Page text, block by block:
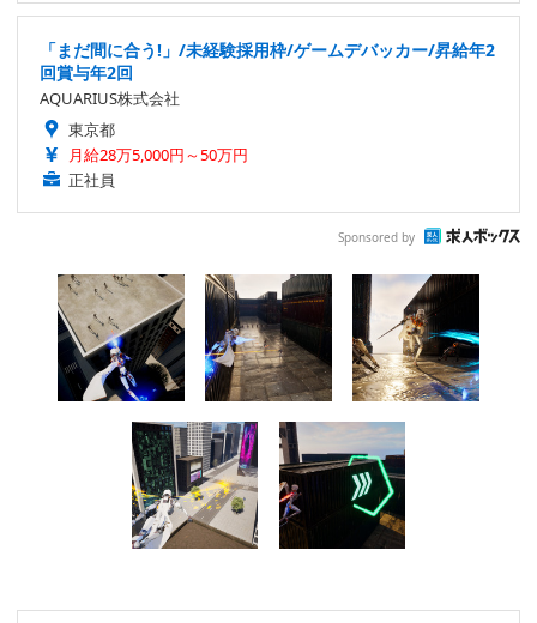
「まだ間に合う!」/未経験採用枠/ゲームデバッカー/昇給年2
回賞与年2回
AQUARIUS株式会社
東京都
月給28万5,000円～50万円
正社員
Sponsored by